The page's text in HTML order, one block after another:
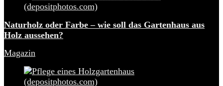
Naturholz oder Farbe – wie soll das Gartenhaus aus
Holz aussehen?
Magazin